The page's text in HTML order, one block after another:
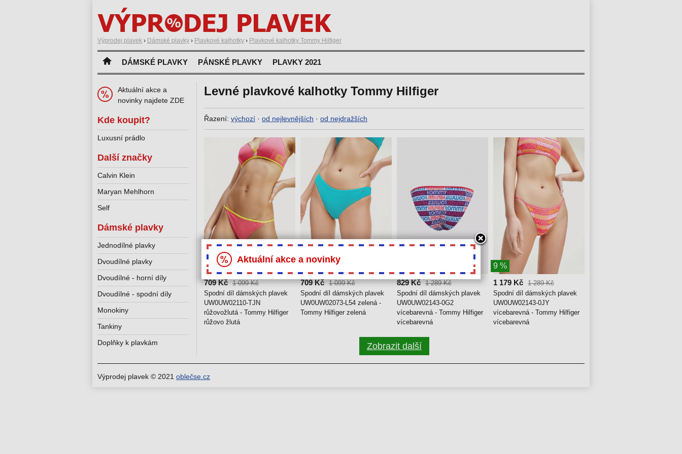
Výprodej plavek › Dámské plavky › Plavkové kalhotky › Plavkové kalhotky Tommy Hilfiger
DÁMSKÉ PLAVKY PÁNSKÉ PLAVKY PLAVKY 2021
Levné plavkové kalhotky Tommy Hilfiger
Řazení: výchozí · od nejlevnějších · od nejdražších
35 %
709 Kč 1 099 Kč
Spodní díl dámských plavek
UW0UW02110-TJN
růžovožlutá - Tommy Hilfiger
růžovo žlutá
709 Kč 1 099 Kč
Spodní díl dámských plavek
UW0UW02073-L54 zelená -
Tommy Hilfiger zelená
829 Kč 1 289 Kč
Spodní díl dámských plavek
UW0UW02143-0G2
vícebarevná - Tommy Hilfiger
vícebarevná
9 %
1 179 Kč 1 289 Kč
Spodní díl dámských plavek
UW0UW02143-0JY
vícebarevná - Tommy Hilfiger
vícebarevná
Zobrazit další
Aktuální akce a
novinky najdete ZDE
Kde koupit?
Luxusní prádlo
Další značky
Calvin Klein
Maryan Mehlhorn
Self
Dámské plavky
Jednodílné plavky
Dvoudílné plavky
Dvoudílné - horní díly
Dvoudílné - spodní díly
Monokiny
Tankiny
Doplňky k plavkám
Výprodej plavek © 2021 oblečse.cz
Aktuální akce a novinky